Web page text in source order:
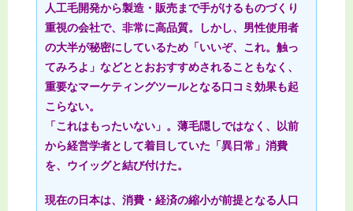
人工毛開発から製造・販売まで手がけるものづくり
重視の会社で、非常に高品質。しかし、男性使用者
の大半が秘密にしているため「いいぞ、これ。触っ
てみろよ」などととおおすすめされることもなく、
重要なマーケティングツールとなる口コミ効果も起
こらない。
「これはもったいない」。薄毛隠しではなく、以前
から経営学者として着目していた「異日常」消費
を、ウイッグと結び付けた。
現在の日本は、消費・経済の縮小が前提となる人口